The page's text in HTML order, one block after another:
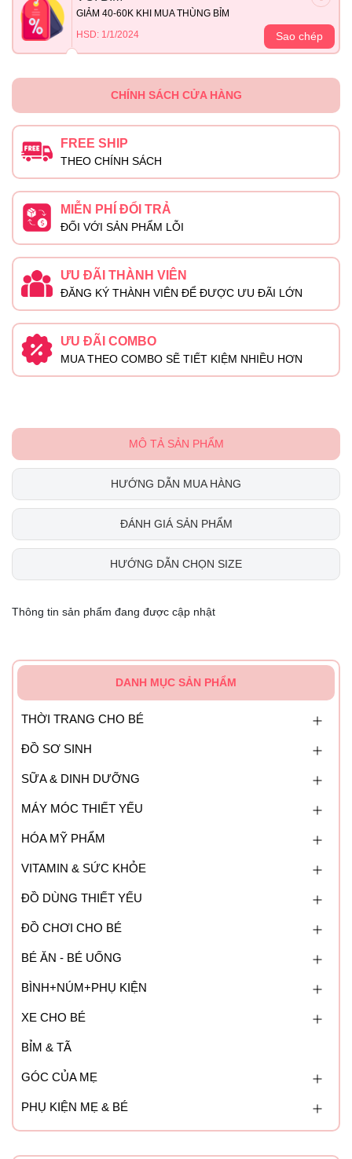
GIẢM 40-60K KHI MUA THÙNG BỈM
HSD: 1/1/2024
Sao chép
CHÍNH SÁCH CỬA HÀNG
FREE SHIP
THEO CHÍNH SÁCH
MIỄN PHÍ ĐỔI TRẢ
ĐỐI VỚI SẢN PHẨM LỖI
ƯU ĐÃI THÀNH VIÊN
ĐĂNG KÝ THÀNH VIÊN ĐỂ ĐƯỢC ƯU ĐÃI LỚN
ƯU ĐÃI COMBO
MUA THEO COMBO SẼ TIẾT KIỆM NHIỀU HƠN
MÔ TẢ SẢN PHẨM
HƯỚNG DẪN MUA HÀNG
ĐÁNH GIÁ SẢN PHẨM
HƯỚNG DẪN CHỌN SIZE
Thông tin sản phẩm đang được cập nhật
DANH MỤC SẢN PHẨM
THỜI TRANG CHO BÉ
ĐỒ SƠ SINH
SỮA & DINH DƯỠNG
MÁY MÓC THIẾT YẾU
HÓA MỸ PHẨM
VITAMIN & SỨC KHỎE
ĐỒ DÙNG THIẾT YẾU
ĐỒ CHƠI CHO BÉ
BÉ ĂN - BÉ UỐNG
BÌNH+NÚM+PHỤ KIỆN
XE CHO BÉ
BỈM & TÃ
GÓC CỦA MẸ
PHỤ KIỆN MẸ & BÉ